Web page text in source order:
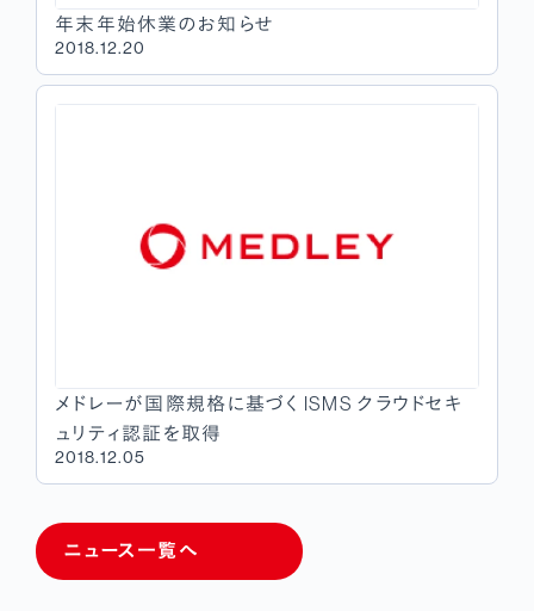
ニュース一覧へ
年末年始休業のお知らせ
2018.12.20
メドレーが国際規格に基づく ISMS クラウドセキ
ュリティ認証を取得
2018.12.05